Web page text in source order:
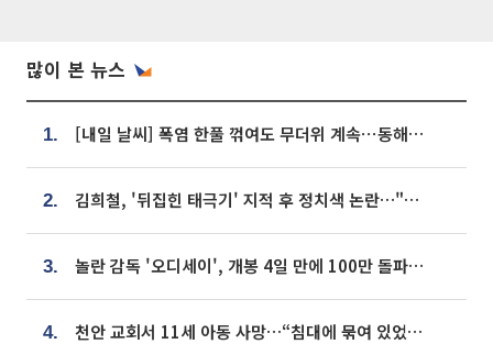
많이 본 뉴스
1. [내일 날씨] 폭염 한풀 꺾여도 무더위 계속⋯동해안 이틀 연속 비
2. 김희철, '뒤집힌 태극기' 지적 후 정치색 논란…"좌우 떠나 우리나라 국기"
3. 놀란 감독 '오디세이', 개봉 4일 만에 100만 돌파⋯'왕사남' 보다 빠르다
4. 천안 교회서 11세 아동 사망…“침대에 묶여 있었다” 진술 확보